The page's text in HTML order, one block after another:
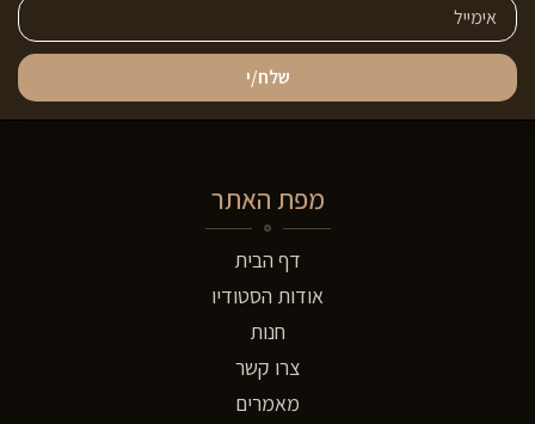
שלח/י
מפת האתר
דף הבית
אודות הסטודיו
חנות
צרו קשר
מאמרים